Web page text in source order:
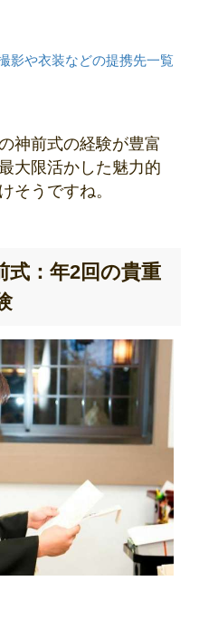
影や衣装などの提携先一覧
神前式の経験が豊富
大限活かした魅力的
そうですね。
式：年2回の貴重